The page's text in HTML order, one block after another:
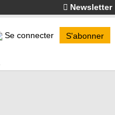
Newsletter
Se connecter S'abonner